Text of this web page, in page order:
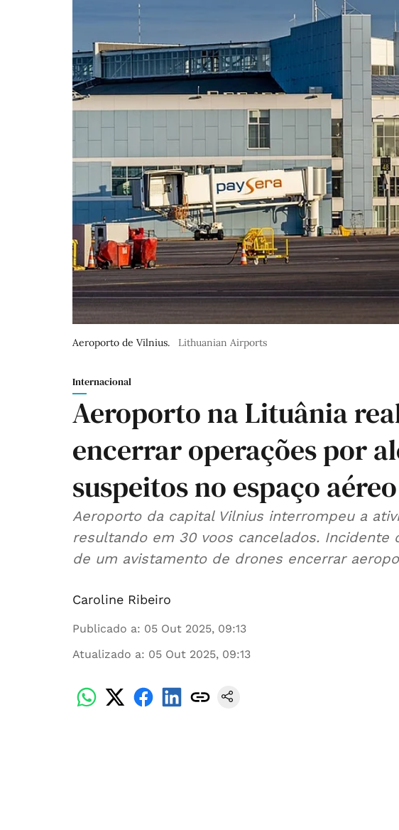
Aeroporto de Vilnius. Lithuanian Airports
Internacional
Aeroporto na Lituânia
encerrar operações por
suspeitos no espaço aéreo
Aeroporto da capital Vilnius interrompeu a
resultando em 30 voos cancelados. Incidente
de um avistamento de drones encerrar
Caroline Ribeiro
Publicado a: 05 Out 2025, 09:13
Atualizado a: 05 Out 2025, 09:13